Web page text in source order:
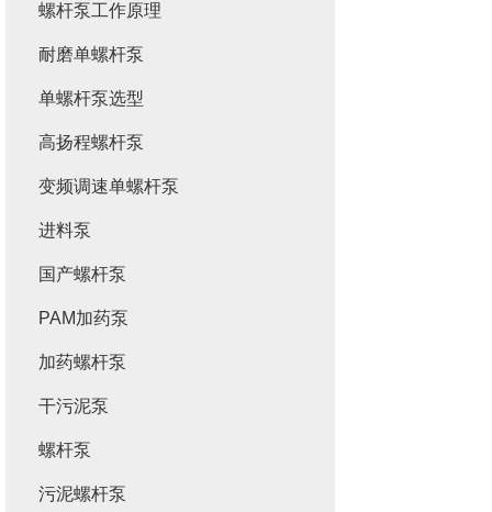
螺杆泵工作原理
耐磨单螺杆泵
单螺杆泵选型
高扬程螺杆泵
变频调速单螺杆泵
进料泵
国产螺杆泵
PAM加药泵
加药螺杆泵
干污泥泵
螺杆泵
污泥螺杆泵